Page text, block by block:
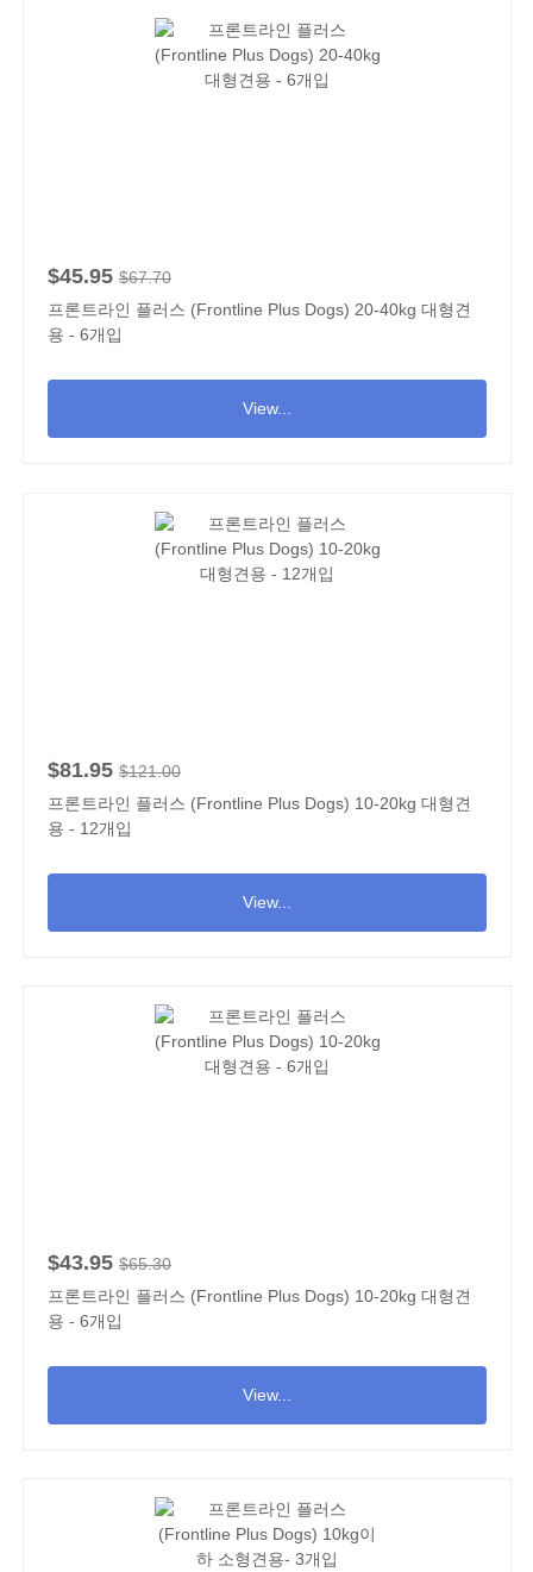
$45.95 $67.70
프론트라인 플러스 (Frontline Plus Dogs) 20-40kg 대형견
용 - 6개입
View...
$81.95 $121.00
프론트라인 플러스 (Frontline Plus Dogs) 10-20kg 대형견
용 - 12개입
View...
$43.95 $65.30
프론트라인 플러스 (Frontline Plus Dogs) 10-20kg 대형견
용 - 6개입
View...